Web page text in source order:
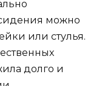
можно
или стулья.
долго и